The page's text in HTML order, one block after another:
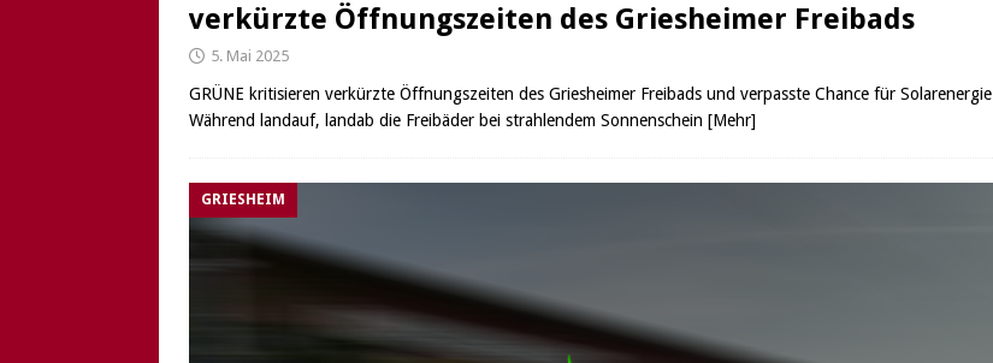
verkürzte Öffnungszeiten des Griesheimer Freibads
5. Mai 2025
GRÜNE kritisieren verkürzte Öffnungszeiten des Griesheimer Freibads und verpasste Chance für Solarenergie
Während landauf, landab die Freibäder bei strahlendem Sonnenschein [Mehr]
GRIESHEIM